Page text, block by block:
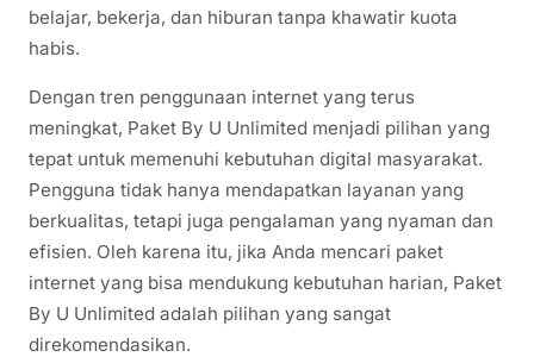
belajar, bekerja, dan hiburan tanpa khawatir kuota
habis.
Dengan tren penggunaan internet yang terus
meningkat, Paket By U Unlimited menjadi pilihan yang
tepat untuk memenuhi kebutuhan digital masyarakat.
Pengguna tidak hanya mendapatkan layanan yang
berkualitas, tetapi juga pengalaman yang nyaman dan
efisien. Oleh karena itu, jika Anda mencari paket
internet yang bisa mendukung kebutuhan harian, Paket
By U Unlimited adalah pilihan yang sangat
direkomendasikan.